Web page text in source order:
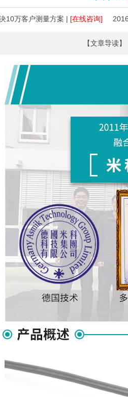
10万客户测量方案 | [在线咨询]
【文章导读